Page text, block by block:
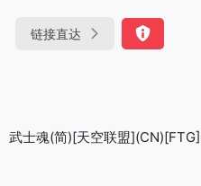
链接直达
武士魂(简)[天空联盟